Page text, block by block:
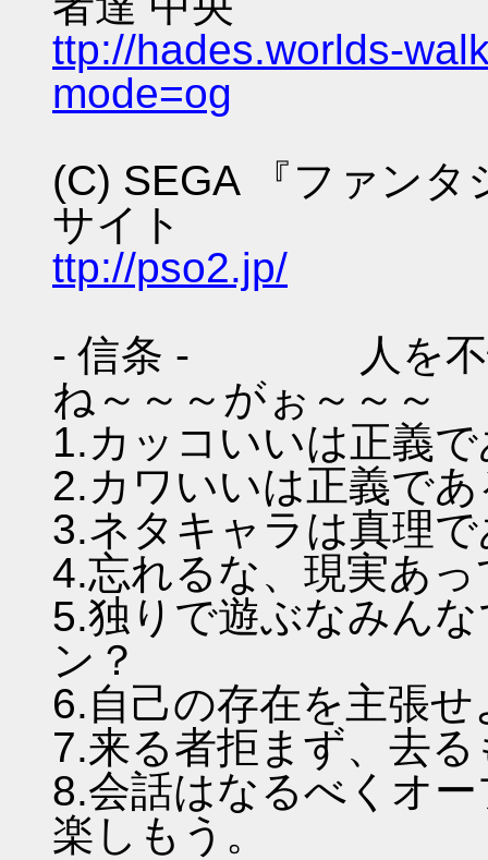
ttp://hades.worlds-
mode=og
(C) SEGA 『ファン
サイト
ttp://pso2.jp/
- 信条 - 人を不快
ね～～～がぉ～～～
1.カッコいいは正義
2.カワいいは正義で
3.ネタキャラは真理
4.忘れるな、現実あ
5.独りで遊ぶなみん
ン？
6.自己の存在を主張
7.来る者拒まず、去
8.会話はなるべくオ
楽しもう。